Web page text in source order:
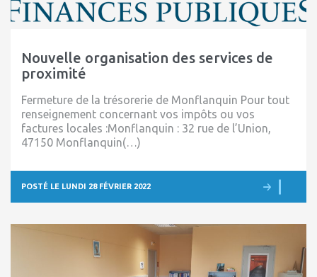
Nouvelle organisation des services de
proximité
Fermeture de la trésorerie de Monflanquin Pour tout
renseignement concernant vos impôts ou vos
factures locales :Monflanquin : 32 rue de l’Union,
47150 Monflanquin(…)
POSTÉ LE LUNDI 28 FÉVRIER 2022